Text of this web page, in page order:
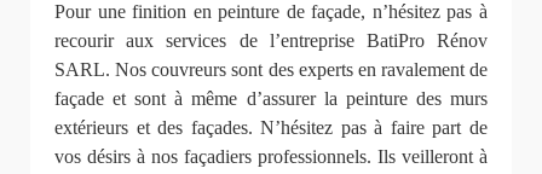
Pour une finition en peinture de façade, n’hésitez pas à
recourir aux services de l’entreprise BatiPro Rénov
SARL. Nos couvreurs sont des experts en ravalement de
façade et sont à même d’assurer la peinture des murs
extérieurs et des façades. N’hésitez pas à faire part de
vos désirs à nos façadiers professionnels. Ils veilleront à